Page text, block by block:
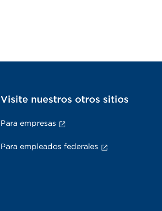
Visite nuestros otros sitios
Para empresas
Para empleados federales